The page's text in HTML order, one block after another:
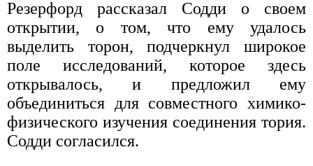
Резерфорд рассказал Содди о своем
открытии, о том, что ему удалось
выделить торон, подчеркнул широкое
поле исследований, которое здесь
открывалось, и предложил ему
объединиться для совместного химико-
физического изучения соединения тория.
Содди согласился.